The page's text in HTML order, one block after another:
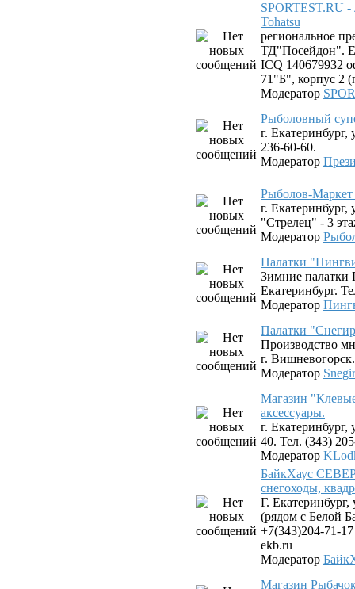
SPORTEST.RU
Tohatsu
региональное
ТД"Посейдон".
ICQ 140679932
71"Б", корпус 2
Модератор
Рыболовный
г.
236-60-60.
Модератор
Рыболов-
г.
"Стрелец" - 3
Модератор
Палатки
Зимние палатки
Екатеринбург.
Модератор
Палатки
Производство
г.
Модератор
Магазин
аксессуары.
г.
40. Тел. (343)
Модератор
БайкХаус СЕВЕР
снегоходы,
Г.
(рядом с Белой
+7(343)204-71-
ekb.ru
Модератор
Магазин